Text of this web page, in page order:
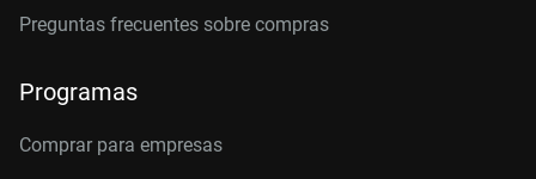
Preguntas frecuentes sobre compras
Programas
Comprar para empresas